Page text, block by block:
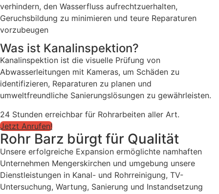
verhindern, den Wasserfluss aufrechtzuerhalten,
Geruchsbildung zu minimieren und teure Reparaturen
vorzubeugen
Was ist Kanalinspektion?
Kanalinspektion ist die visuelle Prüfung von
Abwasserleitungen mit Kameras, um Schäden zu
identifizieren, Reparaturen zu planen und
umweltfreundliche Sanierungslösungen zu gewährleisten.
24 Stunden erreichbar für Rohrarbeiten aller Art.
Jetzt Anrufen!
Rohr Barz bürgt für Qualität
Unsere erfolgreiche Expansion ermöglichte namhaften
Unternehmen Mengerskirchen und umgebung unsere
Dienstleistungen in Kanal- und Rohrreinigung, TV-
Untersuchung, Wartung, Sanierung und Instandsetzung